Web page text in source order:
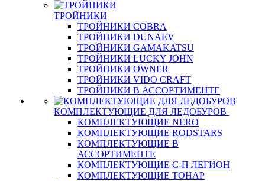
ТРОЙНИКИ
ТРОЙНИКИ COBRA
ТРОЙНИКИ DUNAEV
ТРОЙНИКИ GAMAKATSU
ТРОЙНИКИ LUCKY JOHN
ТРОЙНИКИ OWNER
ТРОЙНИКИ VIDO CRAFT
ТРОЙНИКИ В АССОРТИМЕНТЕ
КОМПЛЕКТУЮЩИЕ ДЛЯ ЛЕДОБУРОВ
КОМПЛЕКТУЮЩИЕ NERO
КОМПЛЕКТУЮЩИЕ RODSTARS
КОМПЛЕКТУЮЩИЕ В
АССОРТИМЕНТЕ
КОМПЛЕКТУЮЩИЕ С-П ЛЕГИОН
КОМПЛЕКТУЮЩИЕ ТОНАР